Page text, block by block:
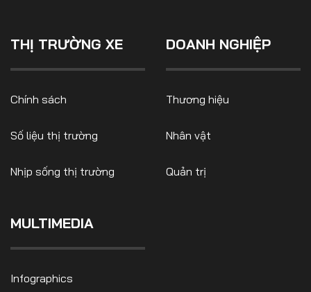
THỊ TRƯỜNG XE
Chính sách
Số liệu thị trường
Nhịp sống thị trường
DOANH NGHIỆP
Thương hiệu
Nhân vật
Quản trị
MULTIMEDIA
Infographics